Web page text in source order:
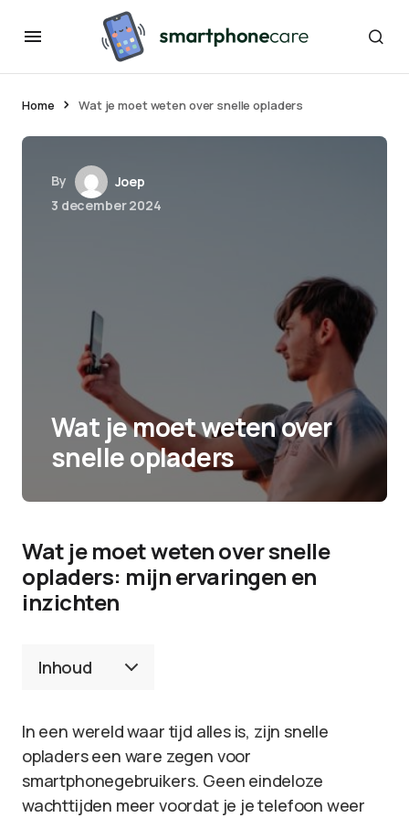
Home Wat je moet weten over snelle opladers
By
Joep
3 december 2024
Wat je moet weten over
snelle opladers
Wat je moet weten over snelle
opladers: mijn ervaringen en
inzichten
Inhoud
In een wereld waar tijd alles is, zijn snelle
opladers een ware zegen voor
smartphonegebruikers. Geen eindeloze
wachttijden meer voordat je je telefoon weer